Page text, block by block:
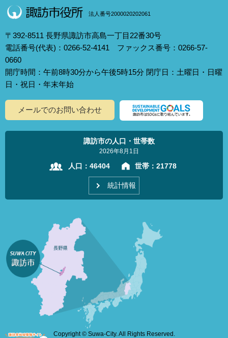
法人番号2000020202061
〒392-8511 長野県諏訪市高島一丁目22番30号
電話番号(代表)：0266-52-4141 ファックス番号：0266-57-
0660
開庁時間：午前8時30分から午後5時15分 閉庁日：土曜日・日曜
日・祝日・年末年始
メールでのお問い合わせ
諏訪市の人口・世帯数
2026年8月1日
人口： 46404 世帯： 21778
統計情報
Copyright © Suwa-City. All Rights Reserved.